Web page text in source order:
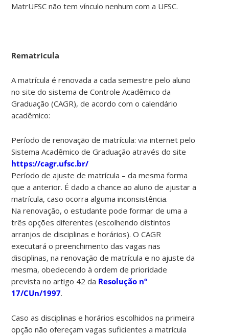
MatrUFSC não tem vínculo nenhum com a UFSC.
Rematrícula
A matrícula é renovada a cada semestre pelo aluno
no site do sistema de Controle Acadêmico da
Graduação (CAGR), de acordo com o calendário
acadêmico:
Período de renovação de matrícula: via internet pelo
Sistema Acadêmico de Graduação através do site
https://cagr.ufsc.br/
Período de ajuste de matrícula – da mesma forma
que a anterior. É dado a chance ao aluno de ajustar a
matrícula, caso ocorra alguma inconsistência.
Na renovação, o estudante pode formar de uma a
três opções diferentes (escolhendo distintos
arranjos de disciplinas e horários). O CAGR
executará o preenchimento das vagas nas
disciplinas, na renovação de matrícula e no ajuste da
mesma, obedecendo à ordem de prioridade
prevista no artigo 42 da Resolução nº
17/CUn/1997.
Caso as disciplinas e horários escolhidos na primeira
opção não ofereçam vagas suficientes a matrícula